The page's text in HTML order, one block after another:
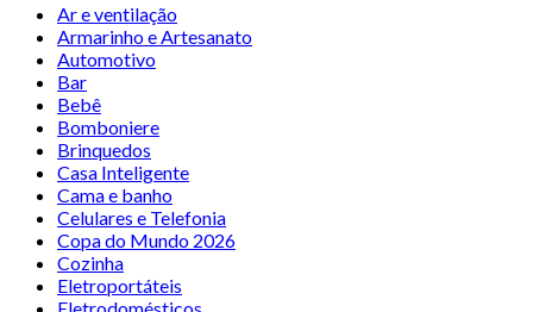
Ar e ventilação
Armarinho e Artesanato
Automotivo
Bar
Bebê
Bomboniere
Brinquedos
Casa Inteligente
Cama e banho
Celulares e Telefonia
Copa do Mundo 2026
Cozinha
Eletroportáteis